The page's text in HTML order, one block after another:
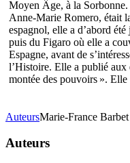
Moyen Âge, à la Sorbonne.
Anne-Marie Romero, était
espagnol, elle a d’abord
puis du Figaro où elle a
Espagne, avant de
l’Histoire. Elle a publié
montée des pouvoirs ».
AuteursMarie-France
Auteurs